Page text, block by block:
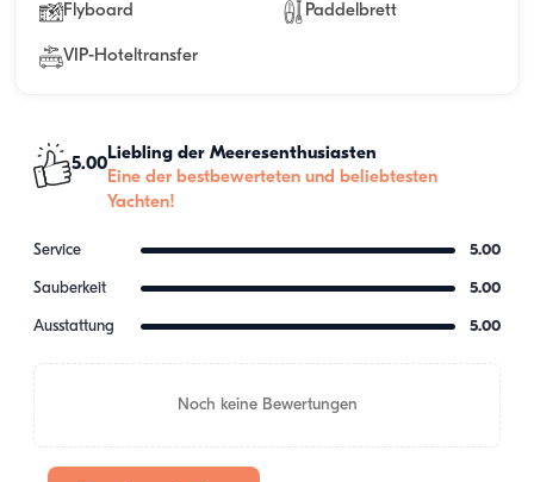
Flyboard Paddelbrett
VIP-Hoteltransfer
5.00
Liebling der Meeresenthusiasten
Eine der bestbewerteten und beliebtesten
Yachten!
Service 5.00
Sauberkeit 5.00
Ausstattung 5.00
Noch keine Bewertungen